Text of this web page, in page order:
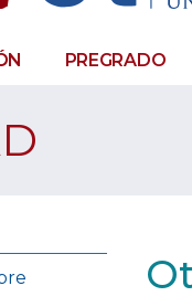
PREGRADO